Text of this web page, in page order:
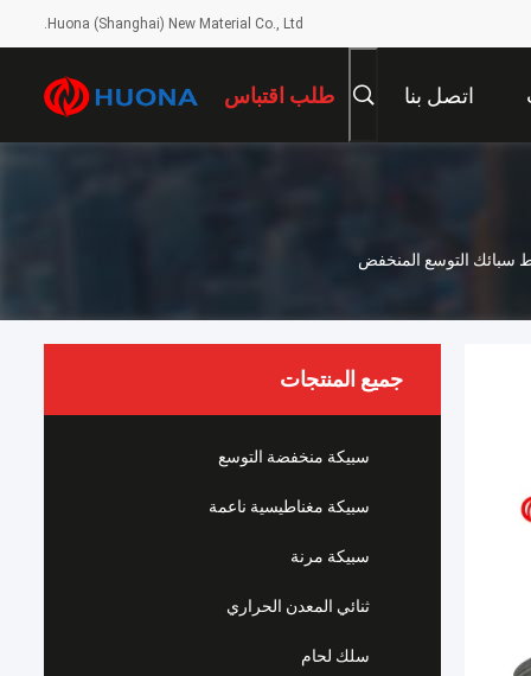
Huona (Shanghai) New Material Co., Ltd.
اتصل بنا طلب اقتباس
جميع المنتجات
سبيكة منخفضة التوسع
سبيكة مغناطيسية ناعمة
سبيكة مرنة
ثنائي المعدن الحراري
سلك لحام